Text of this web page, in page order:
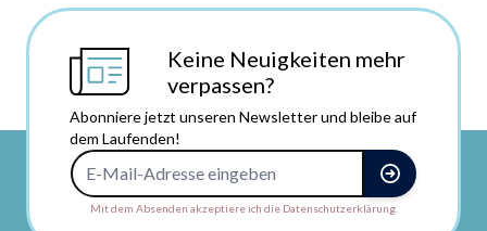
Keine Neuigkeiten mehr
verpassen?
Abonniere jetzt unseren Newsletter und bleibe auf
dem Laufenden!
Mit dem Absenden akzeptiere ich die Datenschutzerklärung.